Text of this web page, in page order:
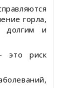
горла,
и
это риск